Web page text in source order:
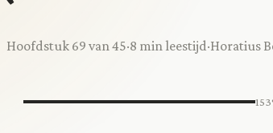
Hoofdstuk 69 van 45·8 min leestijd·Horatius